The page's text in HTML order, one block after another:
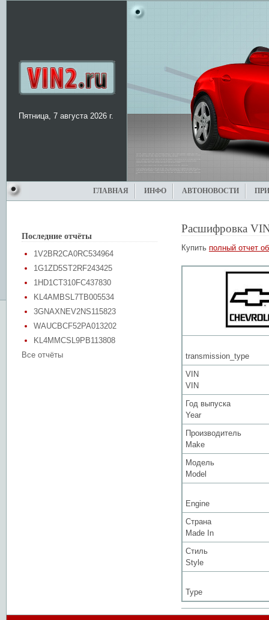
Пятница, 7 августа 2026 г.
ГЛАВНАЯ ИНФО АВТОНОВОСТИ
Последние отчёты
1V2BR2CA0RC534964
1G1ZD5ST2RF243425
1HD1CT310FC437830
KL4AMBSL7TB005534
3GNAXNEV2NS115823
WAUCBCF52PA013202
KL4MMCSL9PB113808
Все отчёты
Расшифровка
Купить полный отчет
transmission_type
VIN
VIN
Год выпуска
Year
Производитель
Make
Модель
Model
Engine
Страна
Made In
Стиль
Style
Type